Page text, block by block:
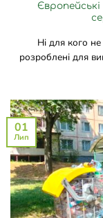
Ні для кого
розроблені для
01
Лип